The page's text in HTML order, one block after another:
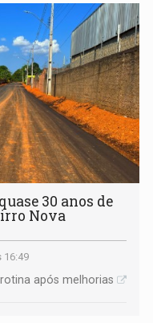
30 anos de
Nova
16:49
após melhorias